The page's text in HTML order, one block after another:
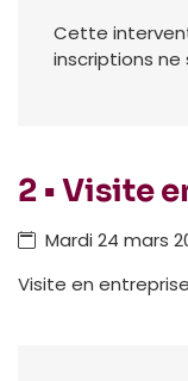
Cette
inscriptions ne
2 • Visite
Mardi 24 mars
Visite en